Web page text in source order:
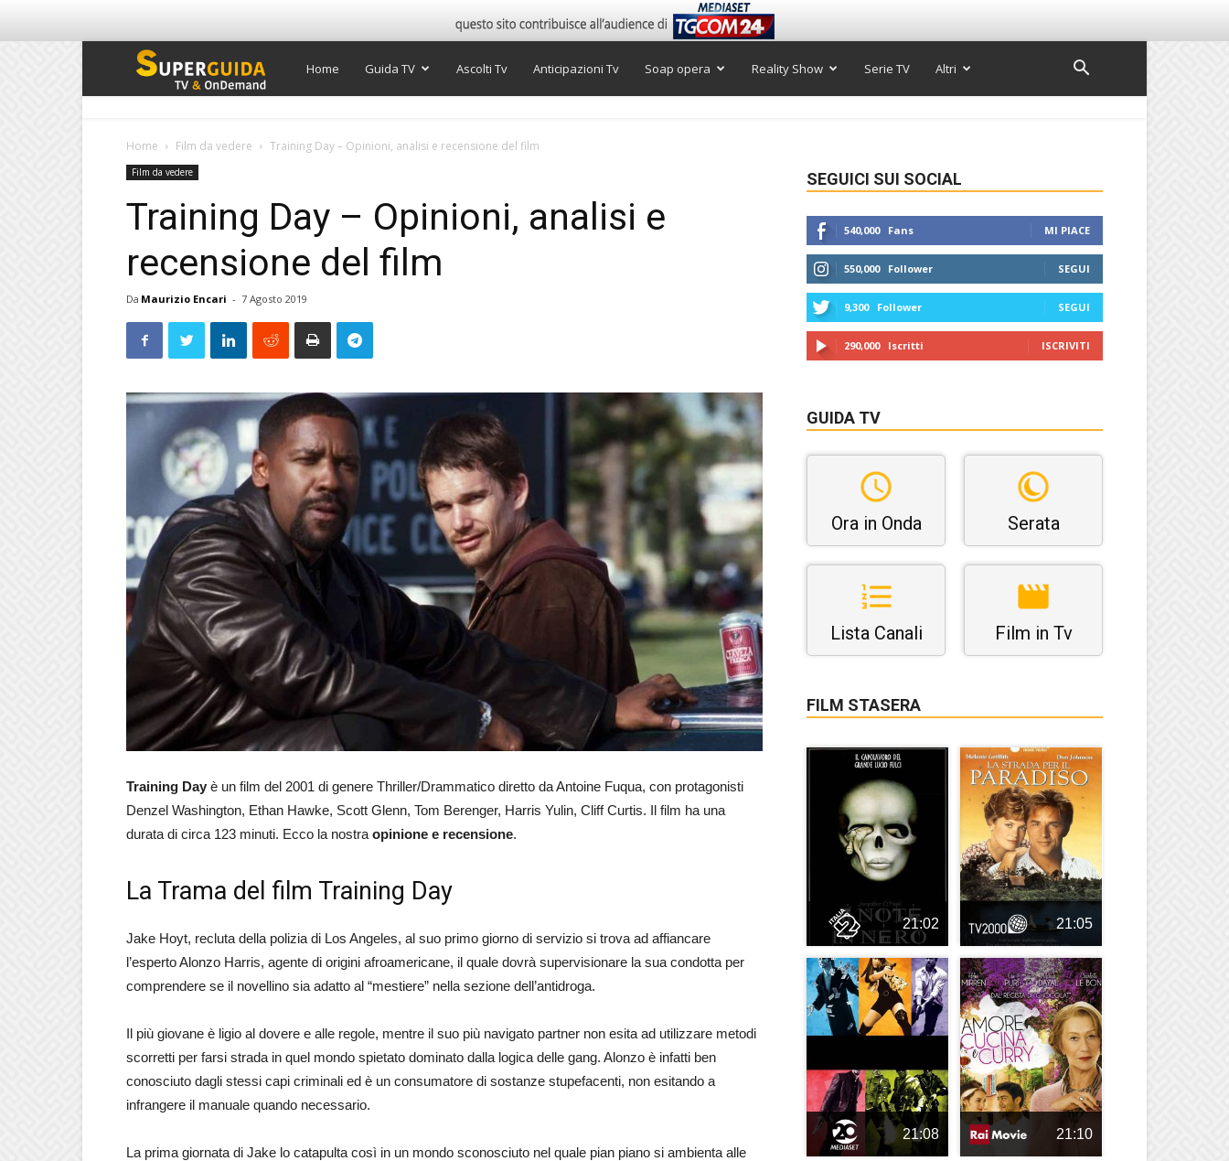
Super
Home Guida TV Ascolti Tv Anticipazioni Tv Soap opera Reality Show Serie TV Altri
Home Film da vedere Training Day – Opinioni, analisi e recensione del film
Film da vedere
Training Day – Opinioni, analisi e
recensione del film
Da Maurizio Encari - 7 Agosto 2019
Training Day è un film del 2001 di genere Thriller/Drammatico diretto da Antoine Fuqua, con protagonisti
Denzel Washington, Ethan Hawke, Scott Glenn, Tom Berenger, Harris Yulin, Cliff Curtis. Il film ha una
durata di circa 123 minuti. Ecco la nostra opinione e recensione.
La Trama del film Training Day
Jake Hoyt, recluta della polizia di Los Angeles, al suo primo giorno di servizio si trova ad affiancare
l’esperto Alonzo Harris, agente di origini afroamericane, il quale dovrà supervisionare la sua condotta per
comprendere se il novellino sia adatto al “mestiere” nella sezione dell’antidroga.
Il più giovane è ligio al dovere e alle regole, mentre il suo più navigato partner non esita ad utilizzare metodi
scorretti per farsi strada in quel mondo spietato dominato dalla logica delle gang. Alonzo è infatti ben
conosciuto dagli stessi capi criminali ed è un consumatore di sostanze stupefacenti, non esitando a
infrangere il manuale quando necessario.
La prima giornata di Jake lo catapulta così in un mondo sconosciuto nel quale pian piano si ambienta alle
SEGUICI SUI SOCIAL
540,000 Fans MI PIACE
550,000 Follower SEGUI
9,300 Follower SEGUI
290,000 Iscritti ISCRIVITI
GUIDA TV
Ora in Onda Serata
Lista Canali Film in Tv
FILM STASERA
21:02 21:05
21:08 21:10